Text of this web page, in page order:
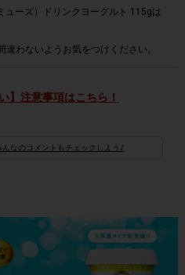
ューズ）ドリンクヨーグルト 115gは
わないようお気をつけください。
】注意事項はこちら！
なのコメントもチェックしよう♪